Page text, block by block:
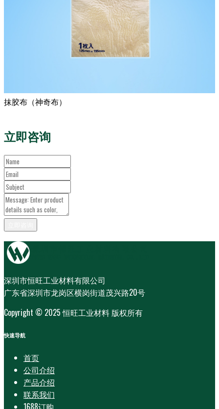
抹胶布（神奇布）
立即咨询
深圳市恒旺工业材料有限公司
广东省深圳市龙岗区横岗街道茂兴路20号
Copyright © 2025 恒旺工业材料 版权所有
快速导航
首页
公司介绍
产品介绍
联系我们